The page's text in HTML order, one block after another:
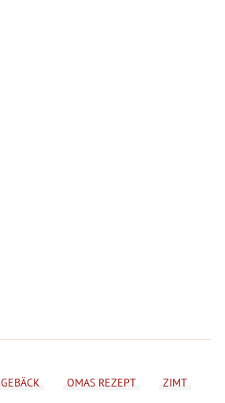
GEBÄCK OMAS REZEPT ZIMT